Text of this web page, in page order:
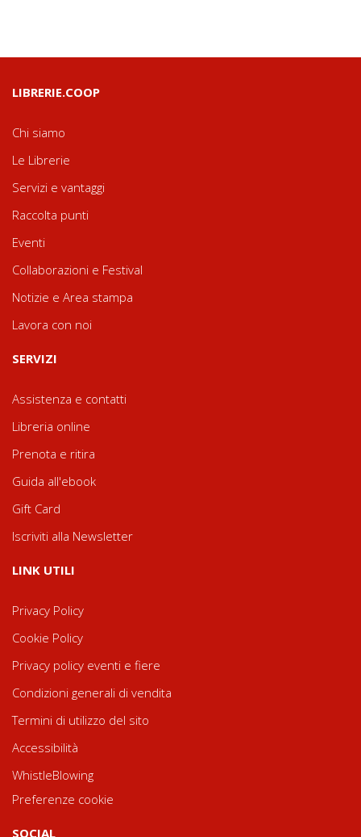
LIBRERIE.COOP
Chi siamo
Le Librerie
Servizi e vantaggi
Raccolta punti
Eventi
Collaborazioni e Festival
Notizie e Area stampa
Lavora con noi
SERVIZI
Assistenza e contatti
Libreria online
Prenota e ritira
Guida all'ebook
Gift Card
Iscriviti alla Newsletter
LINK UTILI
Privacy Policy
Cookie Policy
Privacy policy eventi e fiere
Condizioni generali di vendita
Termini di utilizzo del sito
Accessibilità
WhistleBlowing
Preferenze cookie
SOCIAL